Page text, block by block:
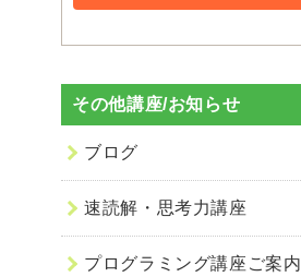
その他講座/お知らせ
ブログ
速読解・思考力講座
プログラミング講座ご案内